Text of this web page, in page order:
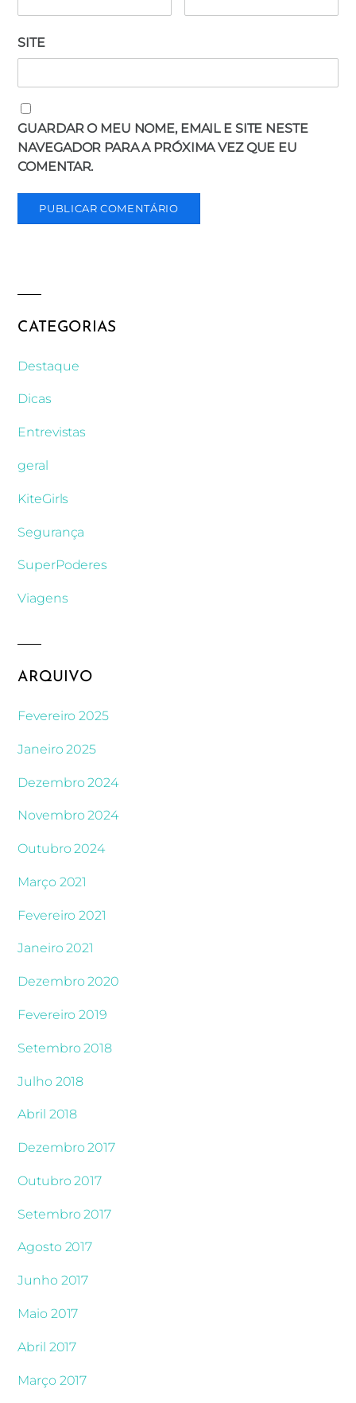
SITE
GUARDAR O MEU NOME, EMAIL E SITE NESTE
NAVEGADOR PARA A PRÓXIMA VEZ QUE EU
COMENTAR.
CATEGORIAS
Destaque
Dicas
Entrevistas
geral
KiteGirls
Segurança
SuperPoderes
Viagens
ARQUIVO
Fevereiro 2025
Janeiro 2025
Dezembro 2024
Novembro 2024
Outubro 2024
Março 2021
Fevereiro 2021
Janeiro 2021
Dezembro 2020
Fevereiro 2019
Setembro 2018
Julho 2018
Abril 2018
Dezembro 2017
Outubro 2017
Setembro 2017
Agosto 2017
Junho 2017
Maio 2017
Abril 2017
Março 2017